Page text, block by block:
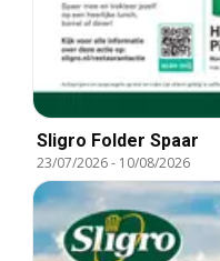
Sligro Folder Spaar
23/07/2026- 10/08/2026